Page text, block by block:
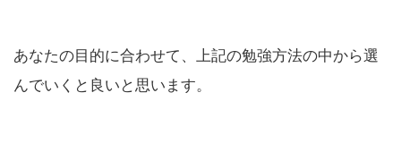
あなたの目的に合わせて、上記の勉強方法の中から選
んでいくと良いと思います。